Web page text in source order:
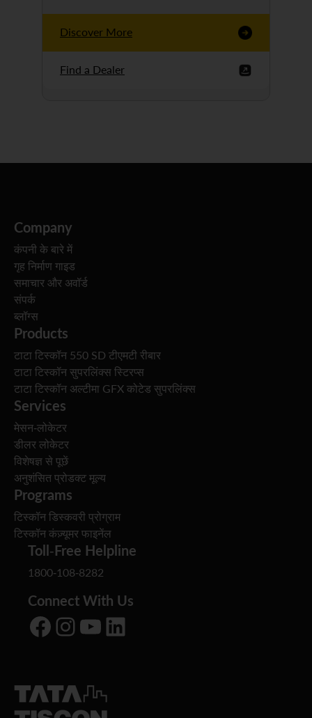
Discover More
Find a Dealer
Company
कंपनी के बारे में
गृह निर्माण गाइड
समाचार और अवॉर्ड
संपर्क
ब्लॉग्स
Products
टाटा टिस्कॉन 550 SD टीएमटी रीबार
टाटा टिस्कॉन सुपरलिंक्स स्टिरप्स
टाटा टिस्कॉन अल्टीमा GFX कोटेड सुपरलिंक्स
Services
मेसन-लोकेटर
डीलर लोकेटर
विशेषज्ञ से पूछें
अनुशंसित प्रोडक्ट मूल्य
Programs
टिस्कॉन डिस्कवरी प्रोग्राम
टिस्कॉन कंज़्यूमर फाइनेंल
Toll-Free Helpline
1800-108-8282
Connect With Us
Facebook Instagram YouTube LinkedIn